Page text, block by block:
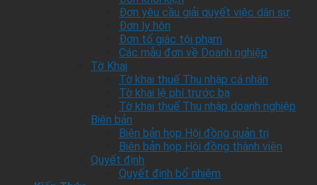
Đơn yêu cầu giải quyết việc dân sự
Đơn ly hôn
Đơn tố giác tội phạm
Các mẫu đơn về Doanh nghiệp
Tờ Khai
Tờ khai thuế Thu nhập cá nhân
Tờ khai lệ phí trước bạ
Tờ khai thuế Thu nhập doanh nghiệp
Biên bản
Biên bản họp Hội đồng quản trị
Biên bản họp Hội đồng thành viên
Quyết định
Quyết định bổ nhiệm